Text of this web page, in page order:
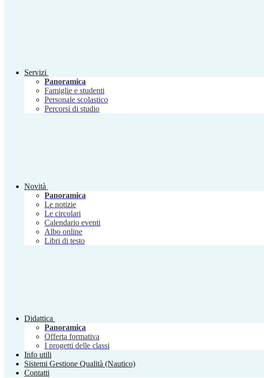
Servizi
Panoramica
Famiglie e studenti
Personale scolastico
Percorsi di studio
Novità
Panoramica
Le notizie
Le circolari
Calendario eventi
Albo online
Libri di testo
Didattica
Panoramica
Offerta formativa
I progetti delle classi
Info utili
Sistemi Gestione Qualità (Nautico)
Contatti